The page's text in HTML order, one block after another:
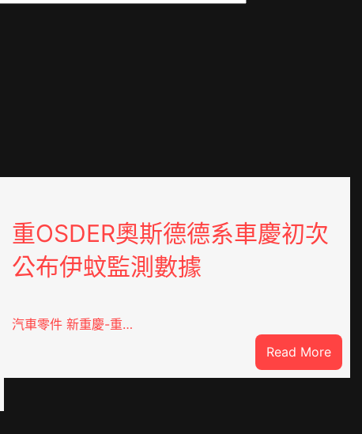
重OSDER奧斯德德系車慶初次
公布伊蚊監測數據
汽車零件 新重慶-重…
Read More:
重